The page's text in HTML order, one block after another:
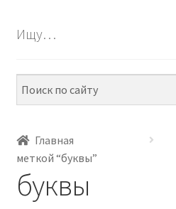
ПО НАВЫКАМ
МЕТОДИКИ
АРТ СТУДИЯ
Ищу…
Главная
меткой “буквы”
буквы